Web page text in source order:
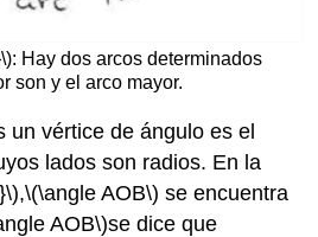
: Hay dos arcos determinados
son y el arco mayor.
un vértice de ángulo es el
lados son radios. En la
,\(\angle AOB\) se encuentra
AOB\)se dice que